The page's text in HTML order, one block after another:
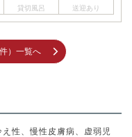
）一覧へ
性、慢性皮膚病、虚弱児